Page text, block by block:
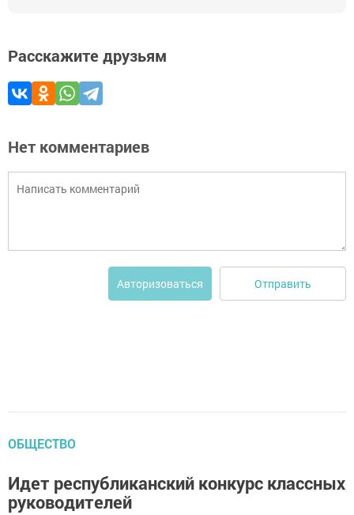
Расскажите друзьям
Нет комментариев
Авторизоваться Отправить
ОБЩЕСТВО
Идет республиканский конкурс классных
руководителей